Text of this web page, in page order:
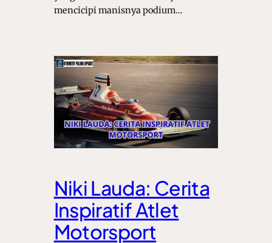
mencicipi manisnya podium…
Niki Lauda: Cerita
Inspiratif Atlet
Motorsport